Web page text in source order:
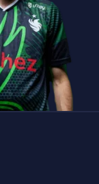
Season 8
года NiKo
Season 4. В
Belo